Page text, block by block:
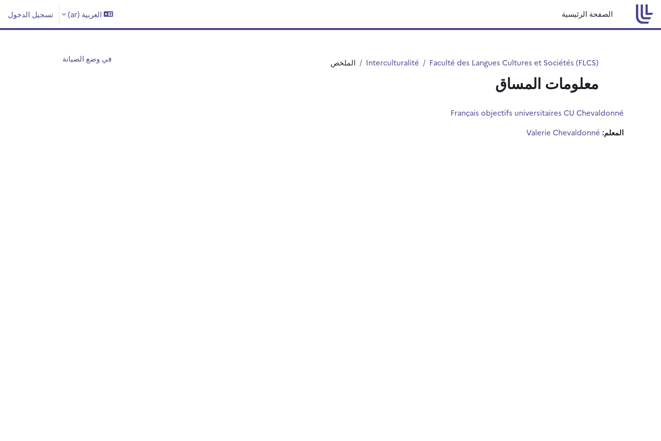
تخطى إلى المحتوى الرئيسي
الصفحة الرئيسية
العربية ‎(ar)‎ تسجيل الدخول
Faculté des Langues Cultures et Sociétés (FLCS)
Interculturalité الملخص في وضع الصيانة
معلومات المساق
Français objectifs universitaires CU Chevaldonné
المعلم: Valerie Chevaldonné